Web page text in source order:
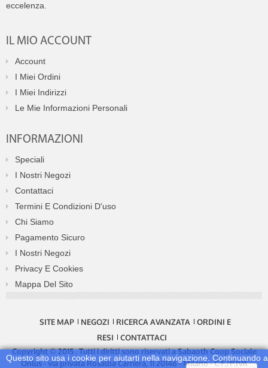
Questo sito usa i cookie per aiutarti nella navigazione. Continuando a
eccelenza.
IL MIO ACCOUNT
Account
I Miei Ordini
I Miei Indirizzi
Le Mie Informazioni Personali
INFORMAZIONI
Speciali
I Nostri Negozi
Contattaci
Termini E Condizioni D'uso
Chi Siamo
Pagamento Sicuro
I Nostri Negozi
Privacy E Cookies
Mappa Del Sito
SITE MAP NEGOZI RICERCA AVANZATA
ORDINI E
RESI
CONTATTACI
Copyright © 2015 . Tutti i diritti sono riservati a Sabaoth Coop Sociale
Onlus - via privata Rosalba Carriera, 11 20146 - Milano - C.F./P.IVA